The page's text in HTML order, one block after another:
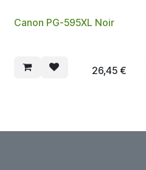
Canon PG-595XL Noir
26,45€